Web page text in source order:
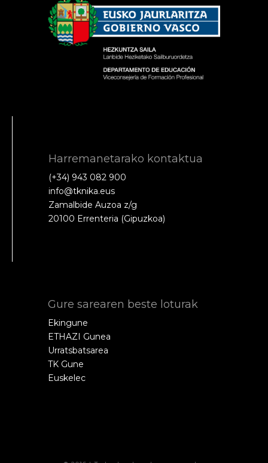
Harremanetarako kontaktua
(+34) 943 082 900
info@tknika.eus
Zamalbide Auzoa z/g
20100 Errenteria (Gipuzkoa)
Gure sarearen beste loturak
Ekingune
ETHAZI Gunea
Urratsbatsarea
TK Gune
Euskelec